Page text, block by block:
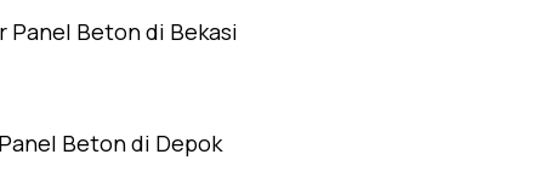
Panel Beton di Bekasi
Beton di Depok